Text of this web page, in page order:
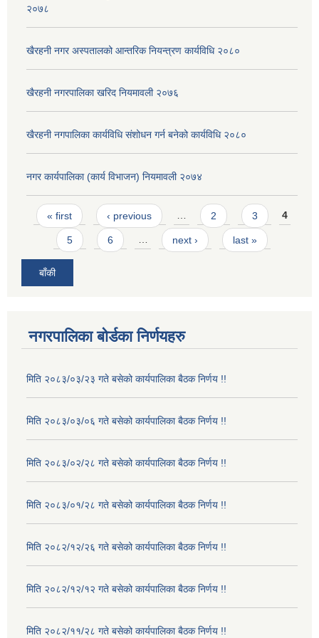
२०७८
खैरहनी नगर अस्पतालको आन्तरिक नियन्त्रण कार्यविधि २०८०
खैरहनी नगरपालिका खरिद नियमावली २०७६
खैरहनी नगपालिका कार्यविधि संशोधन गर्न बनेको कार्यविधि २०८०
नगर कार्यपालिका (कार्य विभाजन) नियमावली २०७४
Pages
« first ‹ previous … 2 3 4
5 6 … next › last »
बाँकी
नगरपालिका बोर्डका निर्णयहरु
मिति २०८३/०३/२३ गते बसेको कार्यपालिका बैठक निर्णय !!
मिति २०८३/०३/०६ गते बसेको कार्यपालिका बैठक निर्णय !!
मिति २०८३/०२/२८ गते बसेको कार्यपालिका बैठक निर्णय !!
मिति २०८३/०१/२८ गते बसेको कार्यपालिका बैठक निर्णय !!
मिति २०८२/१२/२६ गते बसेको कार्यपालिका बैठक निर्णय !!
मिति २०८२/१२/१२ गते बसेको कार्यपालिका बैठक निर्णय !!
मिति २०८२/११/२८ गते बसेको कार्यपालिका बैठक निर्णय !!